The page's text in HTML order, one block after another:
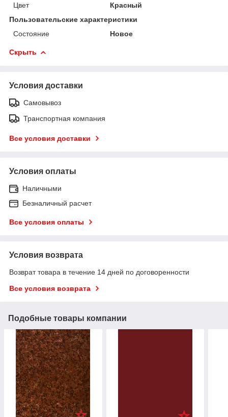
Цвет
Красный
Пользовательские характеристики
Состояние
Новое
Скрыть
Условия доставки
Самовывоз
Транспортная компания
Все условия доставки
Условия оплаты
Наличными
Безналичный расчет
Все условия оплаты
Условия возврата
Возврат товара в течение 14 дней по договоренности
Все условия возврата
Подобные товары компании